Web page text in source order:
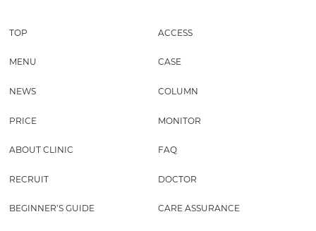
TOP ACCESS
MENU CASE
NEWS COLUMN
PRICE MONITOR
ABOUT CLINIC FAQ
RECRUIT DOCTOR
BEGINNER’S GUIDE CARE ASSURANCE